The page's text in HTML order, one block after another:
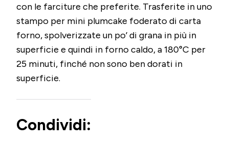
con le farciture che preferite. Trasferite in uno
stampo per mini plumcake foderato di carta
forno, spolverizzate un po’ di grana in più in
superficie e quindi in forno caldo, a 180°C per
25 minuti, finché non sono ben dorati in
superficie.
Condividi: